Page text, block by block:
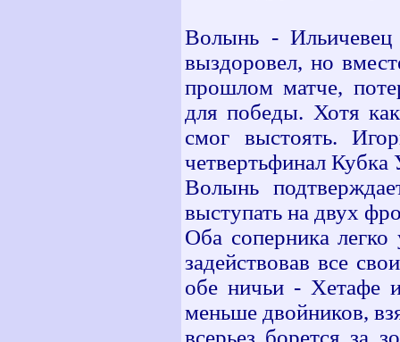
Волынь -
выздоровел, но
прошлом матче,
для победы. Хотя
смог выстоять.
четвертьфинал
Волынь
выступать на двух
Оба соперника
задействовав все
обе ничьи - Хетафе
меньше двойников,
всерьез борется